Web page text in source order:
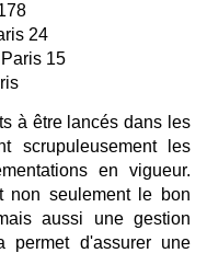
24
15
à être lancés dans les
scrupuleusement les
en vigueur.
non seulement le bon
aussi une gestion
permet d'assurer une